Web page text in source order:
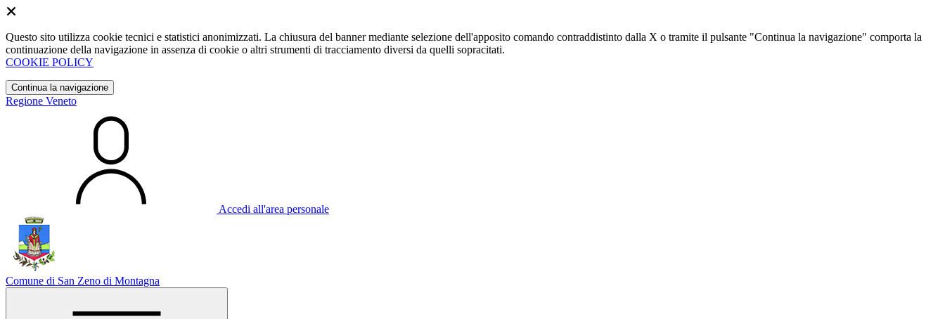
Questo sito utilizza cookie tecnici e statistici anonimizzati. La chiusura del banner mediante selezione dell'apposito comando contraddistinto dalla X o tramite il pulsante "Continua la navigazione" comporta la
continuazione della navigazione in assenza di cookie o altri strumenti di tracciamento diversi da quelli sopracitati.
COOKIE POLICY
Continua la navigazione
Regione Veneto
Accedi all'area personale
Comune di San Zeno di Montagna